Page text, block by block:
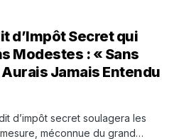
d’Impôt Secret qui
Modestes : « Sans
Jamais Entendu
d’impôt secret soulagera les
méconnue du grand…